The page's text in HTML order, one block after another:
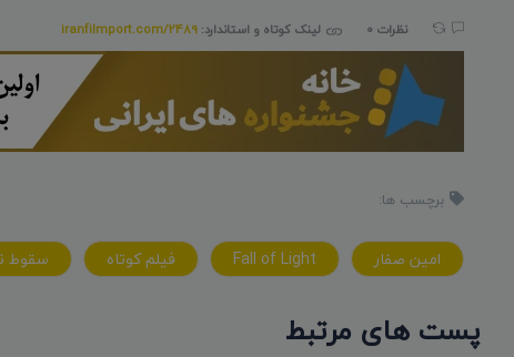
نظرات 0 لینک کوتاه و استاندارد: iranfilmport.com/2489
برچسب ها:
امین صفار Fall of Light فیلم کوتاه سقوط
پست های مرتبط